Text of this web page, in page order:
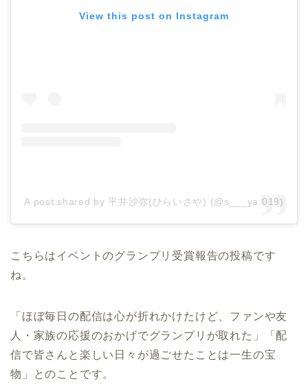
View this post on Instagram
A post shared by 平井沙弥(ひらいさや) (@s___ya.019)
こちらはイベントのグランプリ受賞報告の投稿です
ね。
「ほぼ毎日の配信は心が折れかけたけど、ファンや友
人・家族の応援のおかげでグランプリが取れた」「配
信で皆さんと楽しい日々が過ごせたことは一生の宝
物」とのことです。